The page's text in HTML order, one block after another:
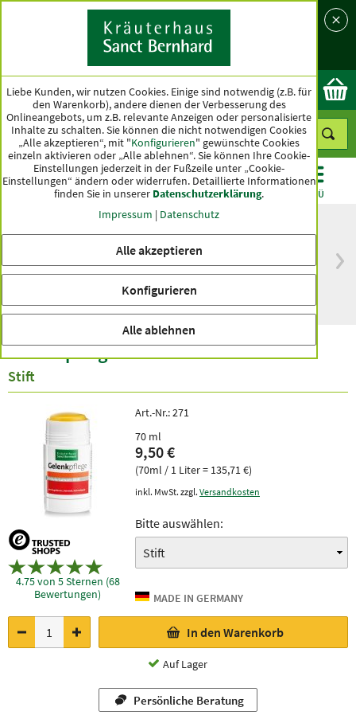
Land
Ok
KATEGORIEN ANGEBOTE TOPSELLER MENÜ
versandkostenfrei
innerhalb Deutschlands
Spitzenqualität seit
Gelenkpflege-Kräuterbalsam
Stift
4.75 von 5 Sternen (68
Bewertungen)
Art.-Nr.:271
70 ml
9,50 €
(70ml / 1 Liter = 135,71 €)
inkl. MwSt. zzgl. Versandkosten
Bitte auswählen:
In den Warenkorb
Auf Lager
Persönliche Beratung
Liebe Kunden, wir nutzen Cookies. Einige sind notwendig (z.B. für
den Warenkorb), andere dienen der Verbesserung des
Onlineangebots, um z.B. relevante Anzeigen oder personalisierte
Inhalte zu schalten. Sie können die nicht notwendigen Cookies
„Alle akzeptieren“, mit "Konfigurieren" gewünschte Cookies
einzeln aktivieren oder „Alle ablehnen“. Sie können Ihre Cookie-
Einstellungen jederzeit in der Fußzeile unter „Cookie-
Einstellungen“ ändern oder widerrufen. Detaillierte Informationen
finden Sie in unserer Datenschutzerklärung.
Impressum | Datenschutz
Alle akzeptieren
Konfigurieren
Alle ablehnen